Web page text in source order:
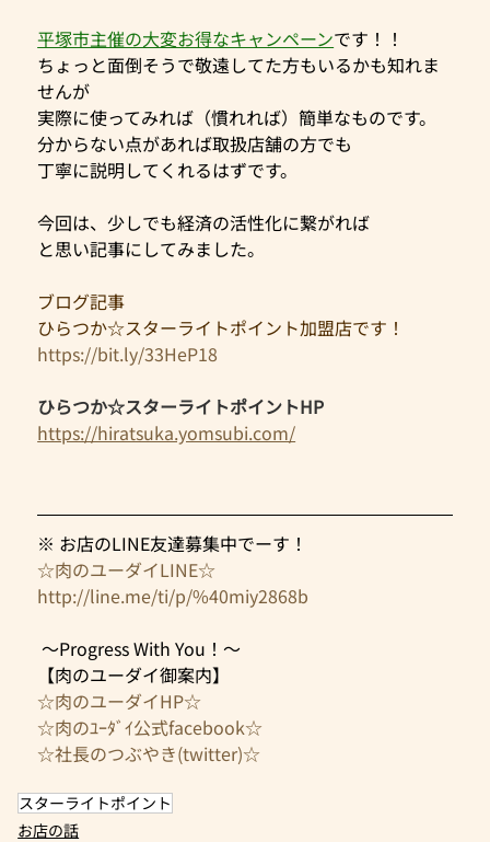
平塚市主催の大変お得なキャンペーンです！！
ちょっと面倒そうで敬遠してた方もいるかも知れま
せんが
実際に使ってみれば（慣れれば）簡単なものです。
分からない点があれば取扱店舗の方でも
丁寧に説明してくれるはずです。
今回は、少しでも経済の活性化に繋がれば
と思い記事にしてみました。
ブログ記事
ひらつか☆スターライトポイント加盟店です！
https://bit.ly/33HeP18
ひらつか☆スターライトポイントHP
https://hiratsuka.yomsubi.com/
※ お店のLINE友達募集中でーす！
☆肉のユーダイLINE☆
http://line.me/ti/p/%40miy2868b
～Progress With You！～
【肉のユーダイ御案内】
☆肉のユーダイHP☆
☆肉のﾕｰﾀﾞｲ公式facebook☆
☆社長のつぶやき(twitter)☆​
スターライトポイント
お店の話